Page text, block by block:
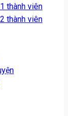
thành viên
thành viên